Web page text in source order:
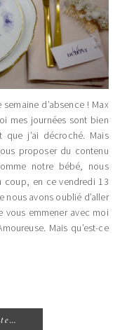
d’absence ! Max
mes journées sont bien
que j’ai décroché. Mais
proposer du contenu
notre bébé, nous
coup, en ce vendredi 13
nous avons oublié d’aller
emmener avec moi
Mais qu’est-ce